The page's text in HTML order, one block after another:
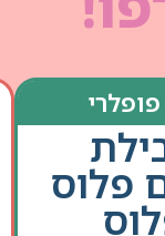
פלוס